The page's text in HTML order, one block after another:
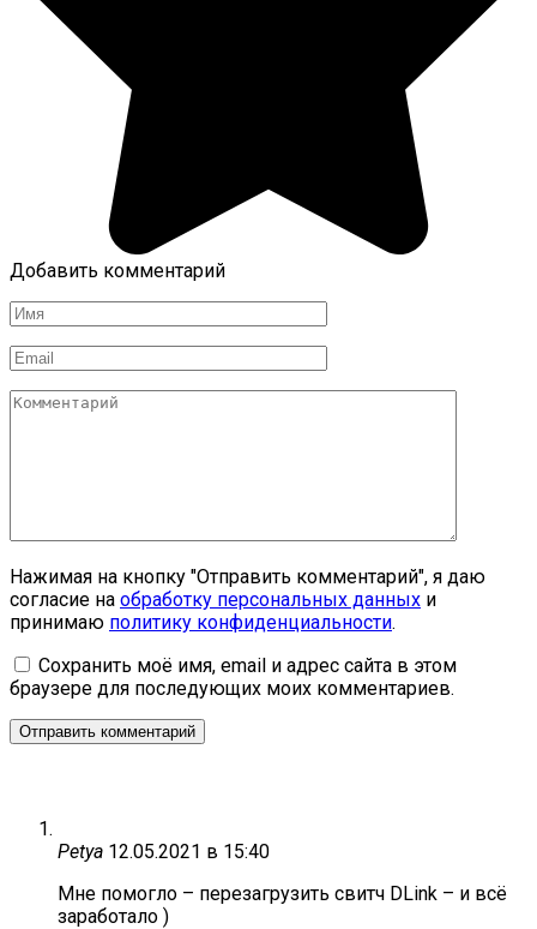
Добавить комментарий
Имя
*
Email
*
Комментарий
Нажимая на кнопку "Отправить комментарий", я даю
согласие на обработку персональных данных и
принимаю политику конфиденциальности.
Сохранить моё имя, email и адрес сайта в этом
браузере для последующих моих комментариев.
Petya 12.05.2021 в 15:40
Мне помогло – перезагрузить свитч DLink – и всё
заработало )